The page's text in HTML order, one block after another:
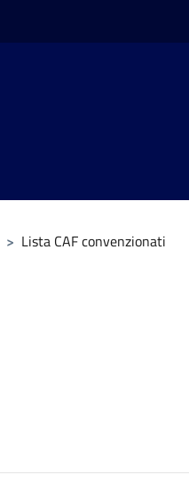
> Lista CAF convenzionati